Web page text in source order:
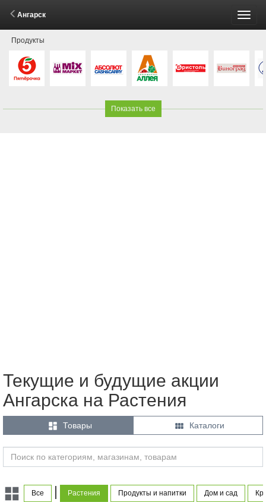
Ангарск
Продукты
Показать все
Текущие и будущие акции
Ангарска на Растения
 Товары  Каталоги
Все Растения Продукты и напитки Дом и сад